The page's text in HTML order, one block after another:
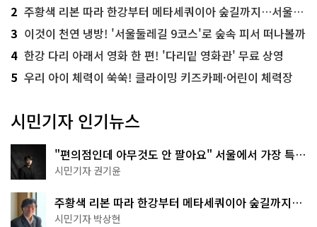
2 주황색 리본 따라 한강부터 메타세쿼이아 숲길까지…서울둘레길 15코스
3 이것이 천연 냉방! '서울둘레길 9코스'로 숲속 피서 떠나볼까
4 한강 다리 아래서 영화 한 편! '다리밑 영화관' 무료 상영
5 우리 아이 체력이 쑥쑥! 클라이밍 키즈카페·어린이 체력장
시민기자 인기뉴스
"편의점인데 아무것도 안 팔아요" 서울에서 가장 특별
한 편의점의 정체
시민기자 권기윤
주황색 리본 따라 한강부터 메타세쿼이아 숲길까지…
서울둘레길 15코스
시민기자 박상현